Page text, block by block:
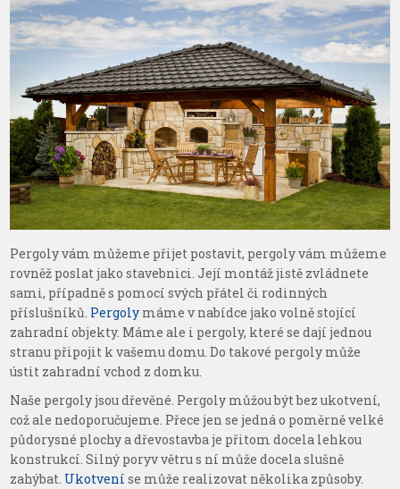
Pergoly vám můžeme přijet postavit, pergoly vám můžeme
rovněž poslat jako stavebnici. Její montáž jistě zvládnete
sami, případně s pomocí svých přátel či rodinných
příslušníků. Pergoly máme v nabídce jako volně stojící
zahradní objekty. Máme ale i pergoly, které se dají jednou
stranu připojit k vašemu domu. Do takové pergoly může
ústit zahradní vchod z domku.
Naše pergoly jsou dřevěné. Pergoly můžou být bez ukotvení,
což ale nedoporučujeme. Přece jen se jedná o poměrně velké
půdorysné plochy a dřevostavba je přitom docela lehkou
konstrukcí. Silný poryv větru s ní může docela slušně
zahýbat. Ukotvení se může realizovat několika způsoby.